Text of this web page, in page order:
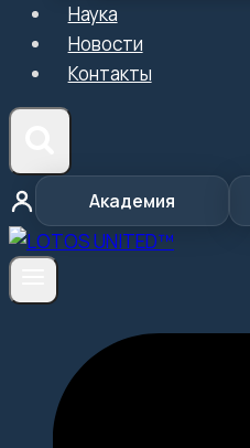
Наука
Новости
Контакты
Академия